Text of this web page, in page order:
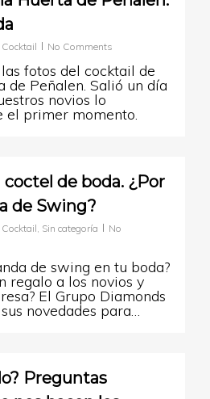
Cocktail No Comments
fotos del cocktail de
de Peñalen. Salió un día
novios lo
el primer momento.
coctel de boda. ¿Por
de Swing?
Cocktail, Sin categoría
No
de swing en tu boda?
regalo a los novios y
El Grupo Diamonds
novedades para…
Preguntas